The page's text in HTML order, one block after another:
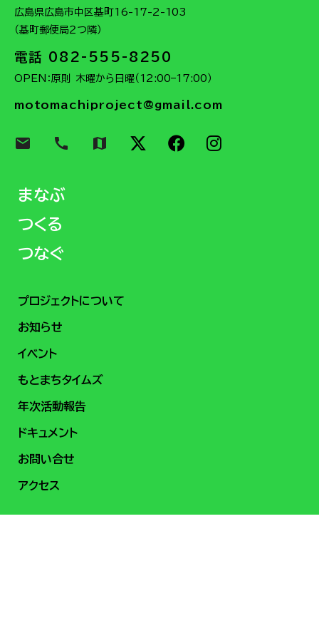
広島県広島市中区基町16-17-2-103
（基町郵便局２つ隣）
電話 082-555-8250
OPEN：原則 木曜から日曜（12:00–17:00）
motomachiproject@gmail.com
email call map
まなぶ
つくる
つなぐ
プロジェクトについて
お知らせ
イベント
もとまちタイムズ
年次活動報告
ドキュメント
お問い合せ
アクセス